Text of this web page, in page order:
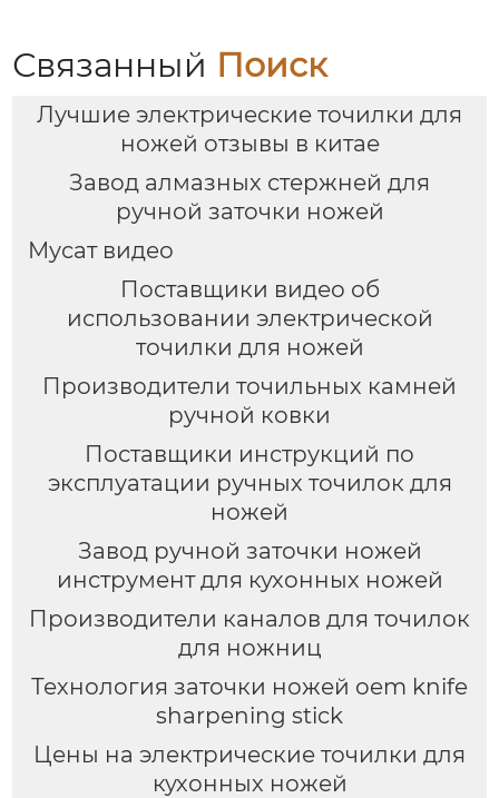
Связанный Поиск
Лучшие электрические точилки для
ножей отзывы в китае
Завод алмазных стержней для
ручной заточки ножей
Мусат видео
Поставщики видео об
использовании электрической
точилки для ножей
Производители точильных камней
ручной ковки
Поставщики инструкций по
эксплуатации ручных точилок для
ножей
Завод ручной заточки ножей
инструмент для кухонных ножей
Производители каналов для точилок
для ножниц
Технология заточки ножей oem knife
sharpening stick
Цены на электрические точилки для
кухонных ножей